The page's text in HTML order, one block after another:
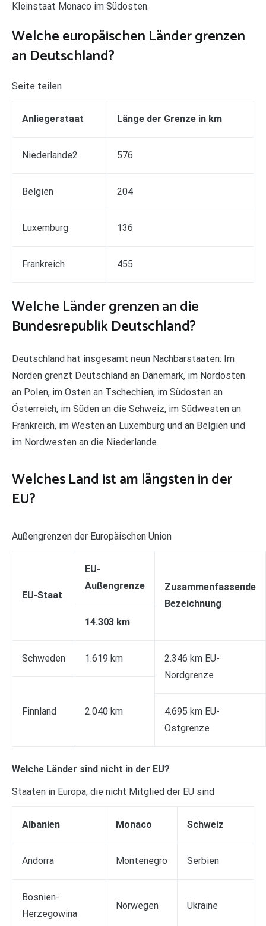
Kleinstaat Monaco im Südosten.
Welche europäischen Länder grenzen
an Deutschland?
Seite teilen
Anliegerstaat Länge der Grenze in km
Niederlande2 576
Belgien 204
Luxemburg 136
Frankreich 455
Welche Länder grenzen an die
Bundesrepublik Deutschland?
Deutschland hat insgesamt neun Nachbarstaaten: Im
Norden grenzt Deutschland an Dänemark, im Nordosten
an Polen, im Osten an Tschechien, im Südosten an
Österreich, im Süden an die Schweiz, im Südwesten an
Frankreich, im Westen an Luxemburg und an Belgien und
im Nordwesten an die Niederlande.
Welches Land ist am längsten in der
EU?
Außengrenzen der Europäischen Union
EU-Staat
EU-
Außengrenze
Zusammenfassende
Bezeichnung
14.303 km
Schweden 1.619 km
2.346 km EU-
Nordgrenze
Finnland 2.040 km
4.695 km EU-
Ostgrenze
Welche Länder sind nicht in der EU?
Staaten in Europa, die nicht Mitglied der EU sind
Albanien Monaco Schweiz
Andorra Montenegro Serbien
Bosnien-
Herzegowina
Norwegen Ukraine